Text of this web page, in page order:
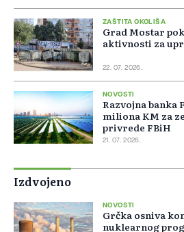
ZAŠTITA OKOLIŠA
Grad Mostar
aktivnosti za
22. 07. 2026.
NOVOSTI
Razvojna banka
miliona KM za
privrede FBiH
21. 07. 2026.
Izdvojeno
NOVOSTI
Grčka osniva
nuklearnog